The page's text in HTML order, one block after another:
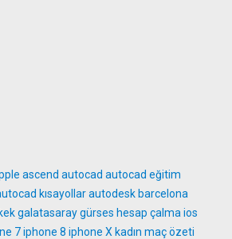
ascend autocad autocad eğitim
kısayollarautodesk barcelona
galatasaraygürses hesap çalma ios
7iphone 8 iphone X kadın maç özeti